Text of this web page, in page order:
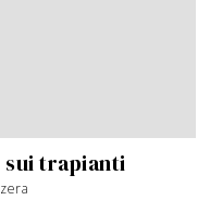
sui trapianti